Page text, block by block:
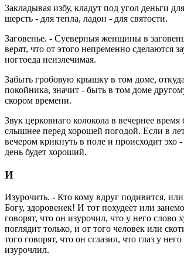
Закладывая избу, кладут под угол деньги
шерсть - для тепла, ладон - для святости.
Заговенье. - Суеверныя женщины в
верят, что от этого непременно сделаются
ногтоеда неизлечимая.
Забыть гробовую крышку в том доме,
покойника, значит - быть в том доме
скором времени.
Звук церковнаго колокола в вечернее время
слышнее перед хорошей погодой. Если в
вечером крикнуть в поле и происходит эхо
день будет хороший.
И
Изурочить. - Кто кому вдруг подивится, или
Богу, здоровенек! И тот похудеет или
говорят, что он изурочил, что у него слово
поглядит только, и от того человек или
того говорят, что он сглазил, что глаз у
изурочлил.